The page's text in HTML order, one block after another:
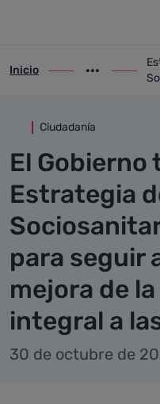
ir-a inicio
Inicio
Mostrar
ir-a
Ciudadanía
El Gobierno
Estrategia
para seguir
mejora de
integral a
30 de octubre de